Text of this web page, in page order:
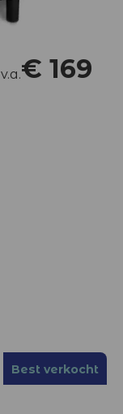
v.a.€ 169
Best verkocht